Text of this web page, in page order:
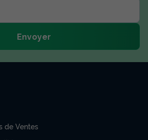
Envoyer
de Ventes